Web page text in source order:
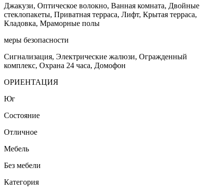
Джакузи, Оптическое волокно, Ванная комната, Двойные
стеклопакеты, Приватная терраса, Лифт, Крытая терраса,
Кладовка, Мраморные полы
меры безопасности
Сигнализация, Электрические жалюзи, Огражденный
комплекс, Охрана 24 часа, Домофон
ОРИЕНТАЦИЯ
Юг
Состояние
Отличное
Мебель
Без мебели
Категория